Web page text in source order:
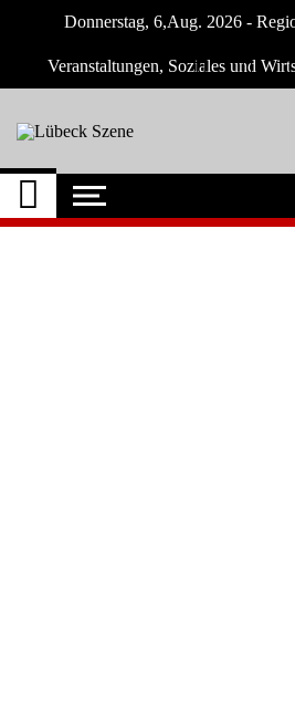
content
Donnerstag, 6,Aug. 2026 -
Veranstaltungen, Soziales und
Lübeck
Neuigkeiten und
und Umgebeung